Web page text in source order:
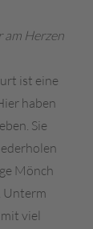
am Herzen
ist eine
haben
Sie
Mönch
Unterm
viel